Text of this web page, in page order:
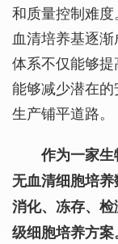
和质量控制难
血清培养基逐
体系不仅能够
能够减少潜在
生产铺平道路。
作为一家
无血清细胞培养
消化、冻存、
级细胞培养方案